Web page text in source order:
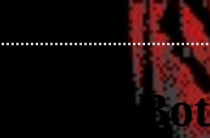
Hortus